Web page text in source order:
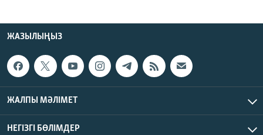
ЖАЗЫЛЫҢЫЗ
ЖАЛПЫ МӘЛІМЕТ
НЕГІЗГІ БӨЛІМДЕР